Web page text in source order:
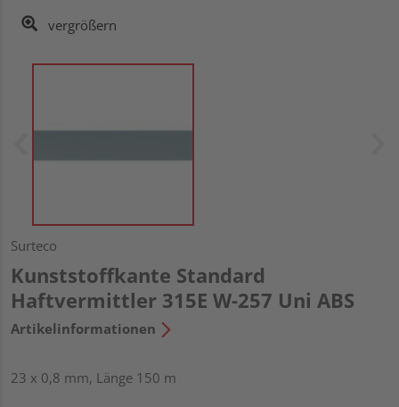
vergrößern
Surteco
Kunststoffkante Standard
Haftvermittler 315E W-257 Uni ABS
Artikelinformationen
23 x 0,8 mm, Länge 150 m